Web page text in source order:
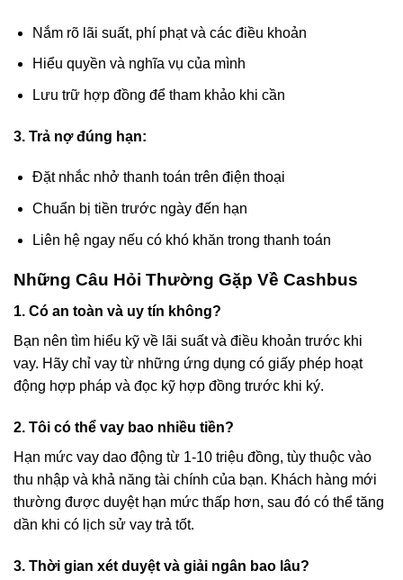
Nắm rõ lãi suất, phí phạt và các điều khoản
Hiểu quyền và nghĩa vụ của mình
Lưu trữ hợp đồng để tham khảo khi cần
3. Trả nợ đúng hạn:
Đặt nhắc nhở thanh toán trên điện thoại
Chuẩn bị tiền trước ngày đến hạn
Liên hệ ngay nếu có khó khăn trong thanh toán
Những Câu Hỏi Thường Gặp Về Cashbus
1. Có an toàn và uy tín không?
Bạn nên tìm hiểu kỹ về lãi suất và điều khoản trước khi
vay. Hãy chỉ vay từ những ứng dụng có giấy phép hoạt
động hợp pháp và đọc kỹ hợp đồng trước khi ký.
2. Tôi có thể vay bao nhiều tiền?
Hạn mức vay dao động từ 1-10 triệu đồng, tùy thuộc vào
thu nhập và khả năng tài chính của bạn. Khách hàng mới
thường được duyệt hạn mức thấp hơn, sau đó có thể tăng
dần khi có lịch sử vay trả tốt.
3. Thời gian xét duyệt và giải ngân bao lâu?